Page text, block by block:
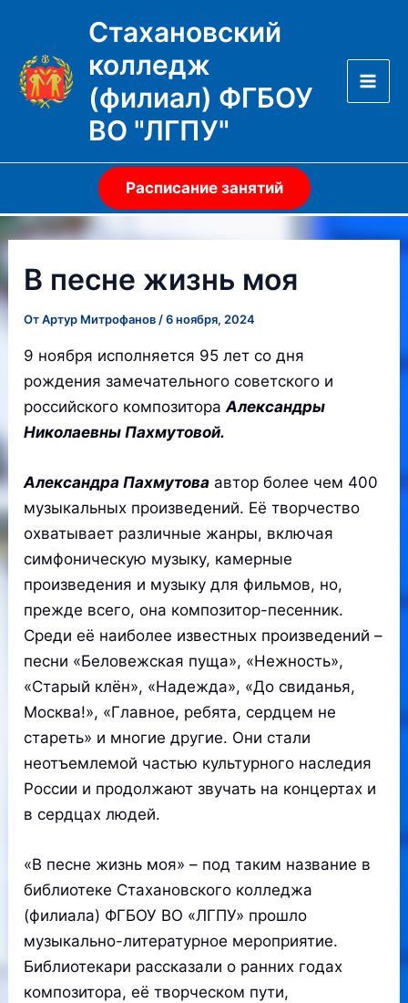
содержимому
Стахановский
колледж
(филиал) ФГБОУ
ВО "ЛГПУ"
Расписание занятий
В песне жизнь моя
ОтАртур Митрофанов /6 ноября, 2024
9 ноября исполняется 95 лет со дня
рождения замечательного советского и
российского композитораАлександры
Николаевны Пахмутовой.
Александра Пахмутова автор более чем 400
музыкальных произведений. Её творчество
охватывает различные жанры, включая
симфоническую музыку, камерные
произведения и музыку для фильмов, но,
прежде всего, она композитор-песенник.
Среди её наиболее известных произведений –
песни «Беловежская пуща», «Нежность»,
«Старый клён», «Надежда», «До свиданья,
Москва!», «Главное, ребята, сердцем не
стареть» и многие другие. Они стали
неотъемлемой частью культурного наследия
России и продолжают звучать на концертах и
в сердцах людей.
«В песне жизнь моя» – под таким название в
библиотеке Стахановского колледжа
(филиала) ФГБОУ ВО «ЛГПУ» прошло
музыкально-литературное мероприятие.
Библиотекари рассказали о ранних годах
композитора, её творческом пути,